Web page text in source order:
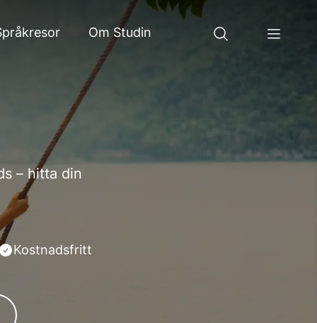
Om Studin
– hitta din
Kostnadsfritt